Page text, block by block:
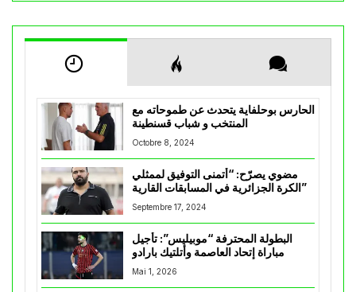
الحارس بوحلفاية يتحدث عن طموحاته مع
المنتخب و شباب قسنطينة
Octobre 8, 2024
مضوي يصرّح: “أتمنى التوفيق لممثلي
الكرة الجزائرية في المسابقات القارية”
Septembre 17, 2024
البطولة المحترفة “موبيليس”: تأجيل
مباراة إتحاد العاصمة وأتلتيك بارادو
Mai 1, 2026